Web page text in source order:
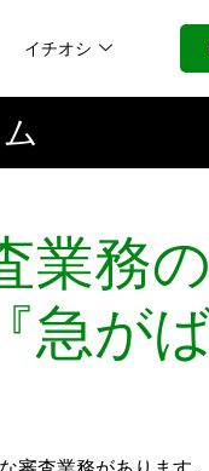
イチオシ
業務
『急が